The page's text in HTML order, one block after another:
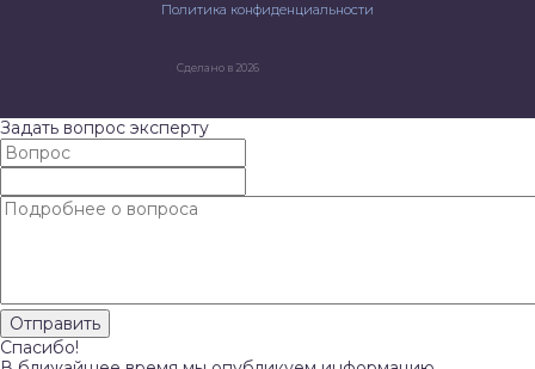
Политика конфиденциальности
Сделано в 2026
Задать вопрос эксперту
Спасибо!